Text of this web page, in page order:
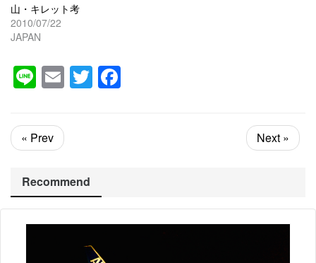
山・キレット考
2010/07/22
JAPAN
LineEmailTwitter
« Prev Next »
Recommend